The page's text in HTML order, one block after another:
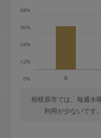
金曜日9時～
＋交通費全額
依頼者不在に
金額の100%＋
0%
12%
24%
36%
48%
火
相模原市では、毎週水
利用が少ないです